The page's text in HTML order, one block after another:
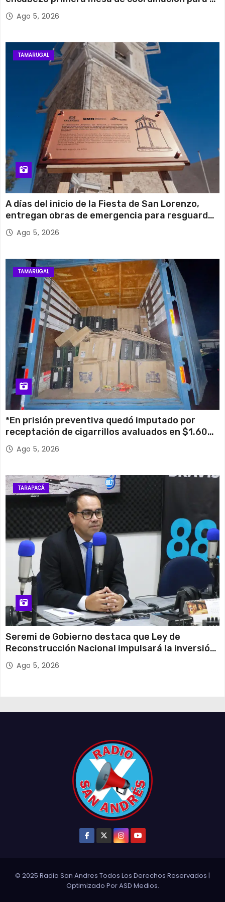
retiro de cables en desuso en Iquique
Ago 5, 2026
TAMARUGAL
A días del inicio de la Fiesta de San Lorenzo,
entregan obras de emergencia para resguardar
su histórico campanario
Ago 5, 2026
TAMARUGAL
*En prisión preventiva quedó imputado por
receptación de cigarrillos avaluados en $1.600
millones*
Ago 5, 2026
TARAPACÁ
Seremi de Gobierno destaca que Ley de
Reconstrucción Nacional impulsará la inversión
y el empleo en Tarapacá
Ago 5, 2026
© 2025 Radio San Andres Todos Los Derechos Reservados |
Optimizado PorASD Medios.